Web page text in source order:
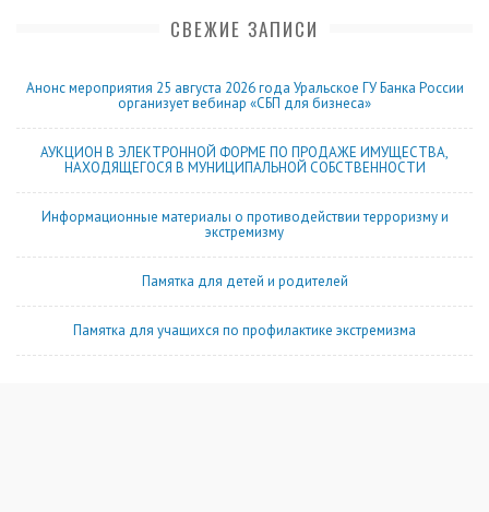
СВЕЖИЕ ЗАПИСИ
Анонс мероприятия 25 августа 2026 года Уральское ГУ Банка России
организует вебинар «СБП для бизнеса»
АУКЦИОН В ЭЛЕКТРОННОЙ ФОРМЕ ПО ПРОДАЖЕ ИМУЩЕСТВА,
НАХОДЯЩЕГОСЯ В МУНИЦИПАЛЬНОЙ СОБСТВЕННОСТИ
Информационные материалы о противодействии терроризму и
экстремизму
Памятка для детей и родителей
Памятка для учащихся по профилактике экстремизма